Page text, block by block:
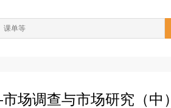
场调查与市场研究（中）